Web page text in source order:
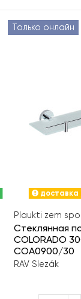
Только онлайн
доставка
Plaukti zem
Стеклянная
COLORADO
COA0900/30
RAV Slezák